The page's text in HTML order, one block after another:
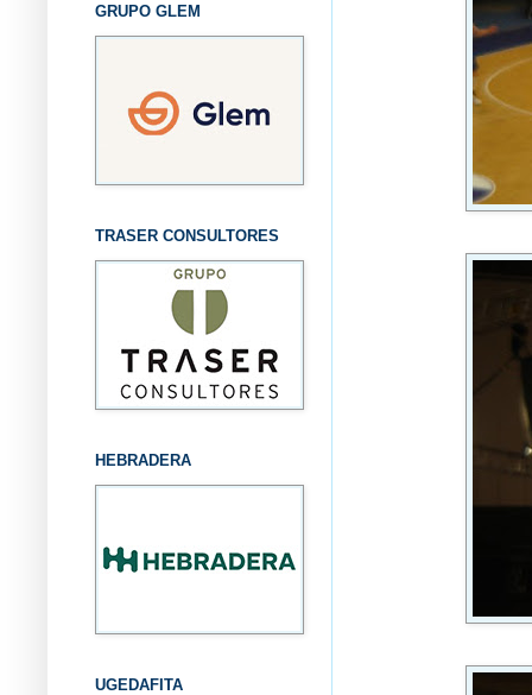
GRUPO GLEM
TRASER CONSULTORES
HEBRADERA
UGEDAFITA